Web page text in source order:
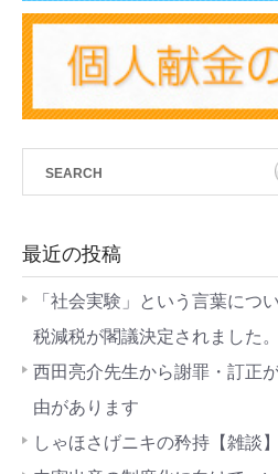
最近の投稿
「社会実験」という言葉につ
税減税が閣議決定されました。
西田亮介先生から謝罪・訂正
由があります
しゃほさげニキの矜持【雑談】